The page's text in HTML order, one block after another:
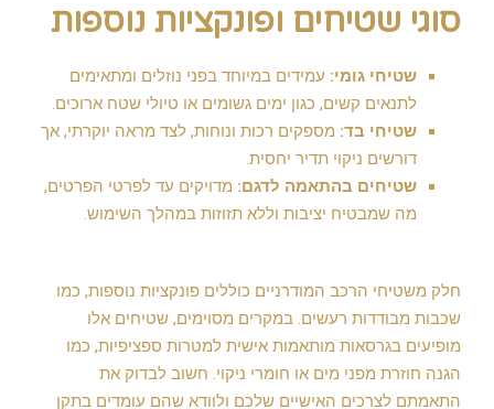
סוגי שטיחים ופונקציות נוספות
שטיחי גומי: עמידים במיוחד בפני נוזלים ומתאימים
לתנאים קשים, כגון ימים גשומים או טיולי שטח ארוכים.
שטיחי בד: מספקים רכות ונוחות, לצד מראה יוקרתי, אך
דורשים ניקוי תדיר יחסית.
שטיחים בהתאמה לדגם: מדויקים עד לפרטי הפרטים,
מה שמבטיח יציבות וללא תזוזות במהלך השימוש.
חלק משטיחי הרכב המודרניים כוללים פונקציות נוספות, כמו
שכבות מבודדות רעשים. במקרים מסוימים, שטיחים אלו
מופיעים בגרסאות מותאמות אישית למטרות ספציפיות, כמו
הגנה חוזרת מפני מים או חומרי ניקוי. חשוב לבדוק את
התאמתם לצרכים האישיים שלכם ולוודא שהם עומדים בתקן